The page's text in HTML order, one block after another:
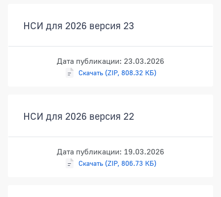
НСИ для 2026 версия 23
Дата публикации: 23.03.2026
Скачать (ZIP, 808.32 КБ)
НСИ для 2026 версия 22
Дата публикации: 19.03.2026
Скачать (ZIP, 806.73 КБ)